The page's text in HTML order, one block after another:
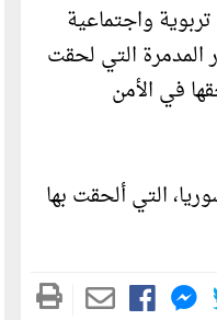
واجتماعية
المدمرة التي لحقت
في الأمن
التي ألحقت بها